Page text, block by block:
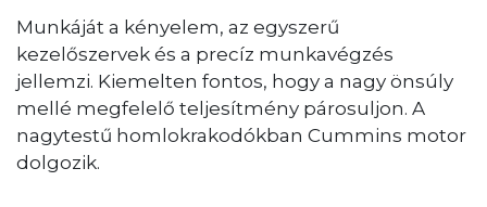
Munkáját a kényelem, az egyszerű
kezelőszervek és a precíz munkavégzés
jellemzi. Kiemelten fontos, hogy a nagy önsúly
mellé megfelelő teljesítmény párosuljon. A
nagytestű homlokrakodókban Cummins motor
dolgozik.